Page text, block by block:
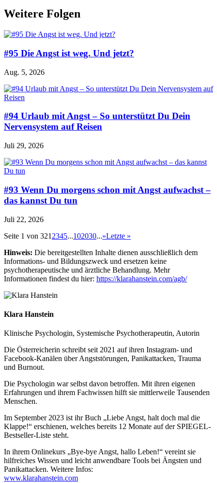
Weitere Folgen
#95 Die Angst ist weg. Und jetzt?
Aug. 5, 2026
#94 Urlaub mit Angst – So unterstützt Du Dein
Nervensystem auf Reisen
Juli 29, 2026
#93 Wenn Du morgens schon mit Angst aufwachst –
das kannst Du tun
Juli 22, 2026
Seite 1 von 321 2345...102030...»Letzte »
Hinweis: Die bereitgestellten Inhalte dienen ausschließlich dem
Informations- und Bildungszweck und ersetzen keine
psychotherapeutische und ärztliche Behandlung. Mehr
Informationen findest du hier: https://klarahanstein.com/agb/
Klara Hanstein
Klinische Psychologin, Systemische Psychotherapeutin, Autorin
Die Österreicherin schreibt seit 2021 auf ihren Instagram- und
Facebook-Kanälen über Angststörungen, Panikattacken, Trauma
und Burnout.
Die Psychologin war selbst davon betroffen. Mit ihren eigenen
Erfahrungen und ihrem Fachwissen hilft sie mittlerweile Tausenden
Menschen.
Im September 2023 ist ihr Buch „Liebe Angst, halt doch mal die
Klappe!“ erschienen, welches bereits 12 Monate auf der SPIEGEL-
Bestseller-Liste steht.
In ihrem Onlinekurs „Bye-bye Angst, hallo Leben!“ vereint sie
hilfreiches Wissen und leicht anwendbare Tools bei Ängsten und
Panikattacken. Weitere Infos:
www.klarahanstein.com